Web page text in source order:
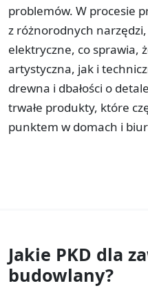
problemów. W procesie
z różnorodnych
elektryczne, co sprawia,
artystyczna, jak i
drewna i dbałości o
trwałe produkty, które
punktem w domach i
Jakie PKD dla
budowlany?